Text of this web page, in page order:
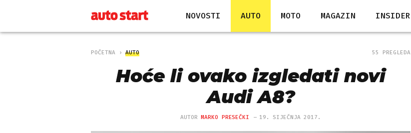
NOVOSTI AUTO MOTO MAGAZIN INSIDER
POČETNA AUTO 55 PREGLEDA
Hoće li ovako izgledati novi
Audi A8?
AUTORMARKO PRESEČKI 19. SIJEČNJA 2017.